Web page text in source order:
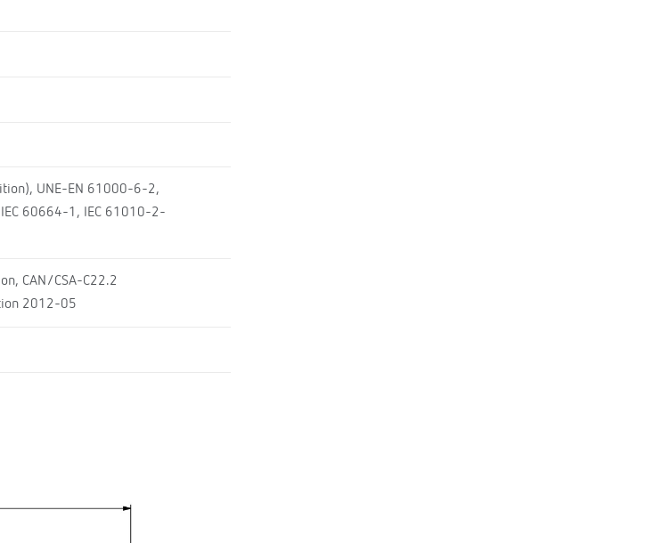
UNE-EN 61000-6-2,
60664-1, IEC 61010-2-
CAN/CSA-C22.2
2012-05